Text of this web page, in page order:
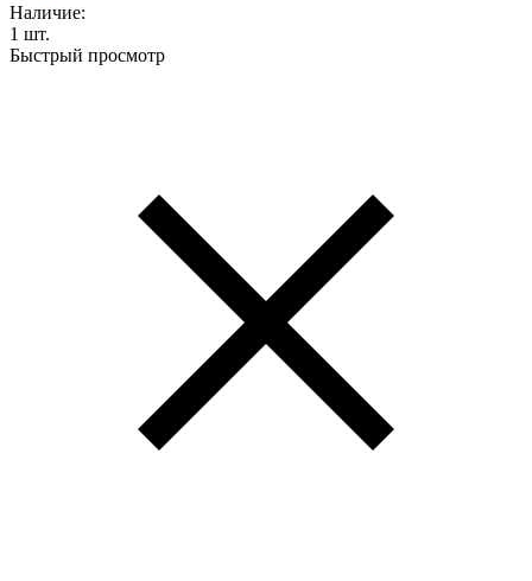
Наличие:
1 шт.
Быстрый просмотр